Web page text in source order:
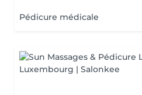
Pédicure médicale